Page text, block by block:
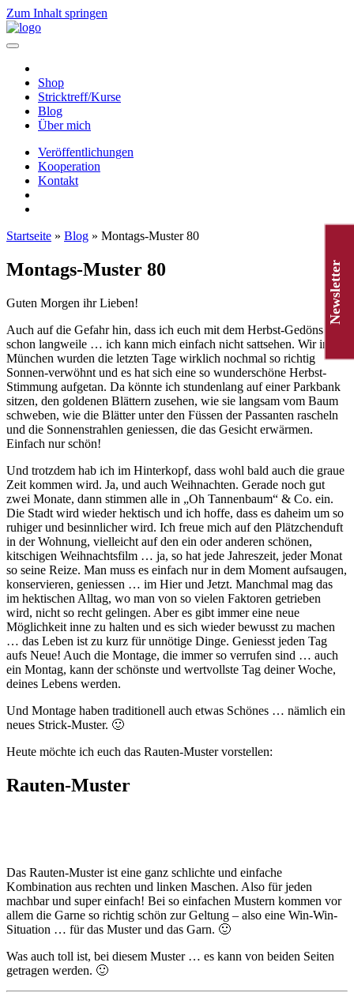
Zum Inhalt springen
Hauptnavigation
Shop
Stricktreff/Kurse
Blog
Über mich
Veröffentlichungen
Kooperation
Kontakt
Startseite » Blog » Montags-Muster 80
Montags-Muster 80
Guten Morgen ihr Lieben!
Auch auf die Gefahr hin, dass ich euch mit dem Herbst-Gedöns
schon langweile … ich kann mich einfach nicht sattsehen. Wir in
München wurden die letzten Tage wirklich nochmal so richtig
Sonnen-verwöhnt und es hat sich eine so wunderschöne Herbst-
Stimmung aufgetan. Da könnte ich stundenlang auf einer Parkbank
sitzen, den goldenen Blättern zusehen, wie sie langsam vom Baum
schweben, wie die Blätter unter den Füssen der Passanten rascheln
und die Sonnenstrahlen geniessen, die das Gesicht erwärmen.
Einfach nur schön!
Und trotzdem hab ich im Hinterkopf, dass wohl bald auch die graue
Zeit kommen wird. Ja, und auch Weihnachten. Gerade noch gut
zwei Monate, dann stimmen alle in „Oh Tannenbaum“ & Co. ein.
Die Stadt wird wieder hektisch und ich hoffe, dass es daheim um so
ruhiger und besinnlicher wird. Ich freue mich auf den Plätzchenduft
in der Wohnung, vielleicht auf den ein oder anderen schönen,
kitschigen Weihnachtsfilm … ja, so hat jede Jahreszeit, jeder Monat
so seine Reize. Man muss es einfach nur in dem Moment aufsaugen,
konservieren, geniessen … im Hier und Jetzt. Manchmal mag das
im hektischen Alltag, wo man von so vielen Faktoren getrieben
wird, nicht so recht gelingen. Aber es gibt immer eine neue
Möglichkeit inne zu halten und es sich wieder bewusst zu machen
… das Leben ist zu kurz für unnötige Dinge. Geniesst jeden Tag
aufs Neue! Auch die Montage, die immer so verrufen sind … auch
ein Montag, kann der schönste und wertvollste Tag deiner Woche,
deines Lebens werden.
Und Montage haben traditionell auch etwas Schönes … nämlich ein
neues Strick-Muster. 🙂
Heute möchte ich euch das Rauten-Muster vorstellen:
Rauten-Muster
Das Rauten-Muster ist eine ganz schlichte und einfache
Kombination aus rechten und linken Maschen. Also für jeden
machbar und super einfach! Bei so einfachen Mustern kommen vor
allem die Garne so richtig schön zur Geltung – also eine Win-Win-
Situation … für das Muster und das Garn. 🙂
Was auch toll ist, bei diesem Muster … es kann von beiden Seiten
getragen werden. 🙂
Newsletter